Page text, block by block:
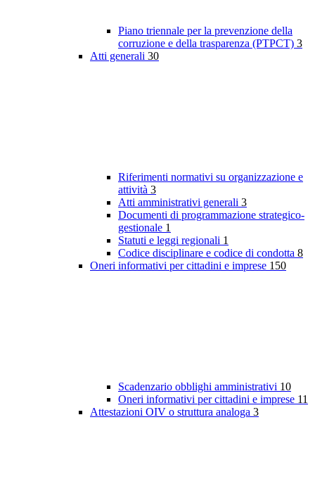
Piano triennale per la prevenzione della
corruzione e della trasparenza (PTPCT) 3
Atti generali 30
Riferimenti normativi su organizzazione e
attività 3
Atti amministrativi generali 3
Documenti di programmazione strategico-
gestionale 1
Statuti e leggi regionali 1
Codice disciplinare e codice di condotta 8
Oneri informativi per cittadini e imprese 150
Scadenzario obblighi amministrativi 10
Oneri informativi per cittadini e imprese 11
Attestazioni OIV o struttura analoga 3